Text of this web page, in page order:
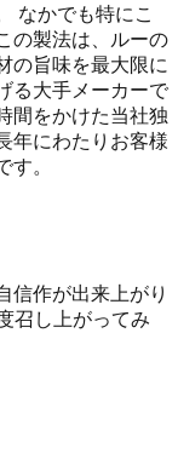
なかでも特にこ
の製法は、ルーの
の旨味を最大限に
る大手メーカーで
間をかけた当社独
年にわたりお客様
す。
信作が出来上がり
召し上がってみ